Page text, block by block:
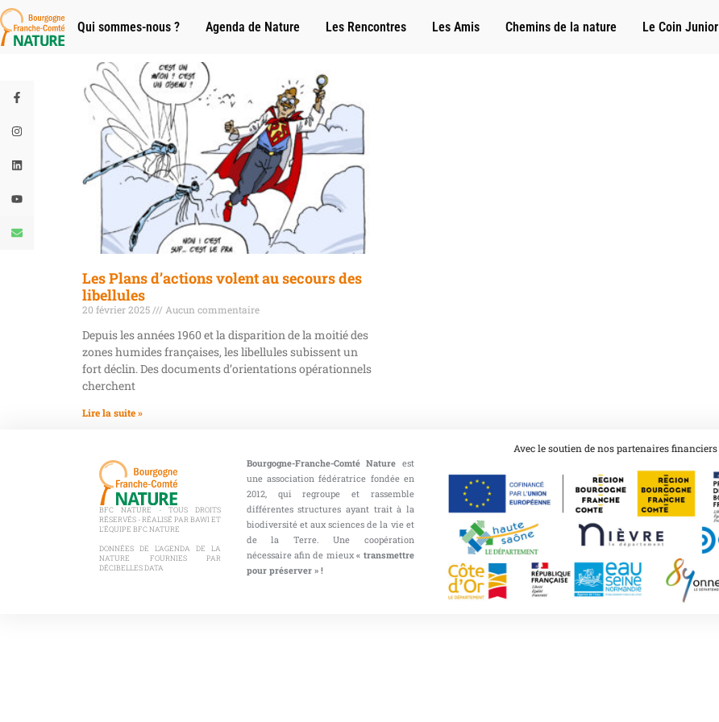
Qui sommes-nous ? Agenda de Nature Les Rencontres Les Amis Chemins de la nature Le Coin Junior
Les Plans d’actions volent au secours des
libellules
20 février 2025 Aucun commentaire
Depuis les années 1960 et la disparition de la moitié des
zones humides françaises, les libellules subissent un
fort déclin. Des documents d’orientations opérationnels
cherchent
Lire la suite »
BFC NATURE - TOUS DROITS
RÉSERVÉS - RÉALISÉ PAR BAWI ET
L'ÉQUIPE BFC NATURE
DONNÉES DE L'AGENDA DE LA
NATURE FOURNIES PAR
DÉCIBELLES DATA
Bourgogne-Franche-Comté Natureest
une association fédératrice fondée en
2012, qui regroupe et rassemble
différentes structures ayant trait à la
biodiversité et aux sciences de la vie et
de la Terre. Une coopération
nécessaire afin de mieux « transmettre
pour préserver » !
Avec le soutien de nos partenaires financiers